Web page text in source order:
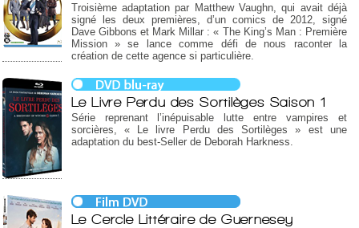
Troisième adaptation par Matthew Vaughn, qui avait déjà
signé les deux premières, d’un comics de 2012, signé
Dave Gibbons et Mark Millar : « The King’s Man : Première
Mission » se lance comme défi de nous raconter la
création de cette agence si particulière.
Le Livre Perdu des Sortilèges Saison 1
Série reprenant l’inépuisable lutte entre vampires et
sorcières, « Le livre Perdu des Sortilèges » est une
adaptation du best-Seller de Deborah Harkness.
Le Cercle Littéraire de Guernesey